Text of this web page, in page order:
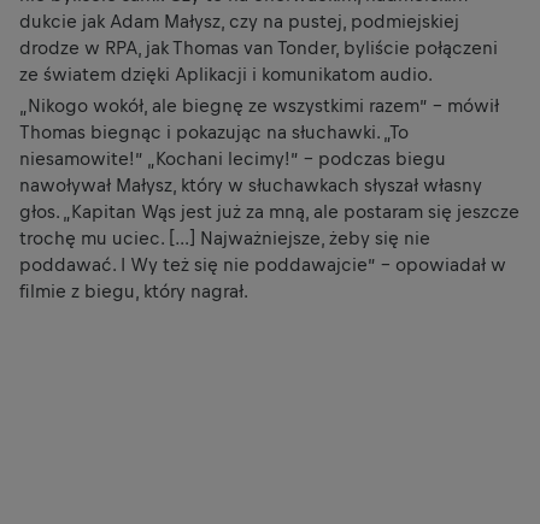
dukcie jak Adam Małysz, czy na pustej, podmiejskiej
drodze w RPA, jak Thomas van Tonder, byliście połączeni
ze światem dzięki Aplikacji i komunikatom audio.
„Nikogo wokół, ale biegnę ze wszystkimi razem” – mówił
Thomas biegnąc i pokazując na słuchawki. „To
niesamowite!” „Kochani lecimy!” – podczas biegu
nawoływał Małysz, który w słuchawkach słyszał własny
głos. „Kapitan Wąs jest już za mną, ale postaram się jeszcze
trochę mu uciec. […] Najważniejsze, żeby się nie
poddawać. I Wy też się nie poddawajcie” – opowiadał w
filmie z biegu, który nagrał.